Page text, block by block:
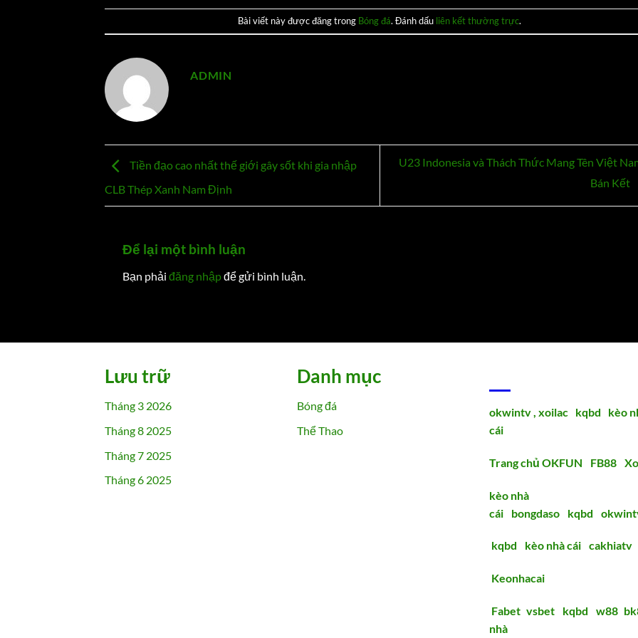
Bài viết này được đăng trong Bóng đá. Đánh dấu liên kết thường trực.
ADMIN
Tiền đạo cao nhất thế giới gây sốt khi gia nhập
CLB Thép Xanh Nam Định
U23 Indonesia và Thách Thức Mang Tên Việt
Bán Kết
Để lại một bình luận
Bạn phải đăng nhậpđể gửi bình luận.
Lưu trữ
Tháng 3 2026
Tháng 8 2025
Tháng 7 2025
Tháng 6 2025
Danh mục
Bóng đá
Thể Thao
okwintv , xoilac kqbd
kèo
cái
Trang chủ OKFUN FB88
kèo nhà
cái
bongdaso kqbd
kqbd kèo nhà cái cakhiatv
Keonhacai
Fabet vsbet kqbd w88
nhà